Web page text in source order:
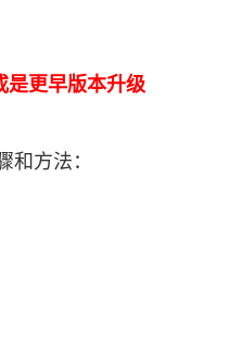
更早版本升级
方法：